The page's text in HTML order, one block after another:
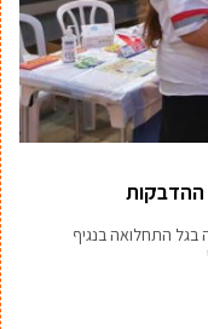
בגל התחלואה בנגיף